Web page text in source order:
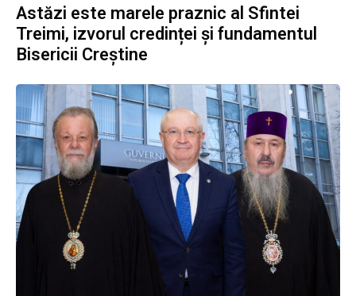
Astăzi este marele praznic al Sfintei
Treimi, izvorul credinței și fundamentul
Bisericii Creștine